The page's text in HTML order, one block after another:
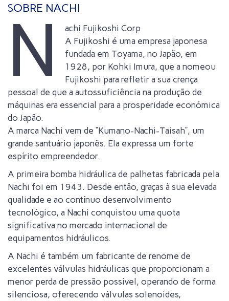
SOBRE NACHI
N
achi Fujikoshi Corp
A Fujikoshi é uma empresa japonesa
fundada em Toyama, no Japão, em
1928, por Kohki Imura, que a nomeou
Fujikoshi para refletir a sua crença
pessoal de que a autossuficiência na produção de
máquinas era essencial para a prosperidade económica
do Japão.
A marca Nachi vem de “Kumano-Nachi-Taisah”, um
grande santuário japonês. Ela expressa um forte
espírito empreendedor.
A primeira bomba hidráulica de palhetas fabricada pela
Nachi foi em 1943. Desde então, graças à sua elevada
qualidade e ao contínuo desenvolvimento
tecnológico, a Nachi conquistou uma quota
significativa no mercado internacional de
equipamentos hidráulicos.
A Nachi é também um fabricante de renome de
excelentes válvulas hidráulicas que proporcionam a
menor perda de pressão possível, operando de forma
silenciosa, oferecendo válvulas solenoides,